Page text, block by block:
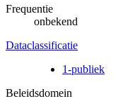
Frequentie
onbekend
Dataclassificatie
1-publiek
Beleidsdomein